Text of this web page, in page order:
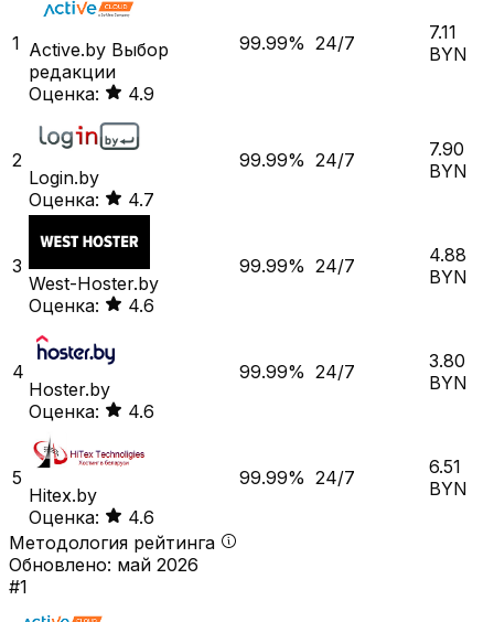
1 Active.by Выбор
редакции
Оценка:
4.9
99.99% 24/7
7.11
BYN
2
Login.by
Оценка:
4.7
99.99% 24/7
7.90
BYN
3
West-Hoster.by
Оценка:
4.6
99.99% 24/7
4.88
BYN
4
Hoster.by
Оценка:
4.6
99.99% 24/7
3.80
BYN
5
Hitex.by
Оценка:
4.6
99.99% 24/7
6.51
BYN
Методология рейтинга
Обновлено: май 2026
#1